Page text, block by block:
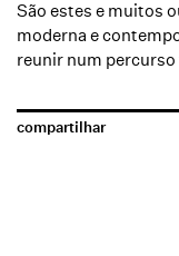
São estes e muitos
moderna e
reunir num
compartilhar